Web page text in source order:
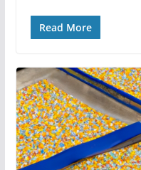
Read More